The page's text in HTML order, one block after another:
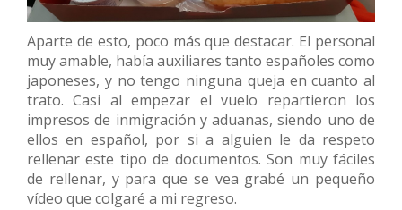
Aparte de esto, poco más que destacar. El personal
muy amable, había auxiliares tanto españoles como
japoneses, y no tengo ninguna queja en cuanto al
trato. Casi al empezar el vuelo repartieron los
impresos de inmigración y aduanas, siendo uno de
ellos en español, por si a alguien le da respeto
rellenar este tipo de documentos. Son muy fáciles
de rellenar, y para que se vea grabé un pequeño
vídeo que colgaré a mi regreso.